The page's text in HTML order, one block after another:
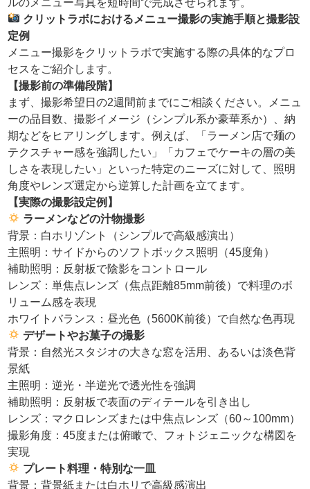
クリットラボにおけるメニュー撮影の実施手順と撮影設
定例
メニュー撮影をクリットラボで実施する際の具体的なプロ
セスをご紹介します。
【撮影前の準備段階】
まず、撮影希望日の2週間前までにご相談ください。メニュ
ーの品目数、撮影イメージ（シンプル系か豪華系か）、納
期などをヒアリングします。例えば、「ラーメン店で麺の
テクスチャー感を強調したい」「カフェでケーキの層の美
しさを表現したい」といった特定のニーズに対して、照明
角度やレンズ選定から逆算した計画を立てます。
【実際の撮影設定例】
ラーメンなどの汁物撮影
背景：白ホリゾント（シンプルで高級感演出）
主照明：サイドからのソフトボックス照明（45度角）
補助照明：反射板で陰影をコントロール
レンズ：単焦点レンズ（焦点距離85mm前後）で料理のボ
リューム感を表現
ホワイトバランス：昼光色（5600K前後）で自然な色再現
デザートやお菓子の撮影
背景：自然光スタジオの大きな窓を活用、あるいは淡色背
景紙
主照明：逆光・半逆光で透光性を強調
補助照明：反射板で表面のディテールを引き出し
レンズ：マクロレンズまたは中焦点レンズ（60～100mm）
撮影角度：45度または俯瞰で、フォトジェニックな構図を
実現
プレート料理・特別な一皿
背景：背景紙または白ホリで高級感演出